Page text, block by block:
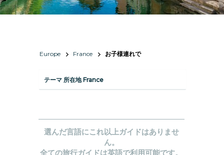
Europe France お子様連れで
テーマ 所在地 France
選んだ言語にこれ以上ガイドはありませ
ん。
全ての旅行ガイドは英語で利用可能です。